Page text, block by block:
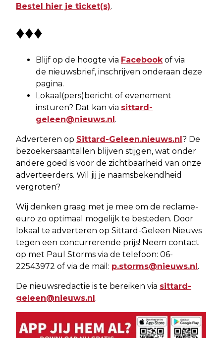
Bestel hier je ticket(s).
♦♦♦
Blijf op de hoogte via Facebookof via
de nieuwsbrief, inschrijven onderaan deze
pagina.
Lokaal(pers)bericht of evenement
insturen? Dat kan via sittard-
geleen@nieuws.nl.
Adverteren op Sittard-Geleen.nieuws.nl? De
bezoekersaantallen blijven stijgen, wat onder
andere goed is voor de zichtbaarheid van onze
adverteerders. Wil jij je naamsbekendheid
vergroten?
Wij denken graag met je mee om de reclame-
euro zo optimaal mogelijk te besteden. Door
lokaal te adverteren op Sittard-Geleen Nieuws
tegen een concurrerende prijs! Neem contact
op met Paul Storms via de telefoon: 06-
22543972 of via de mail: p.storms@nieuws.nl.
De nieuwsredactie is te bereiken via sittard-
geleen@nieuws.nl.